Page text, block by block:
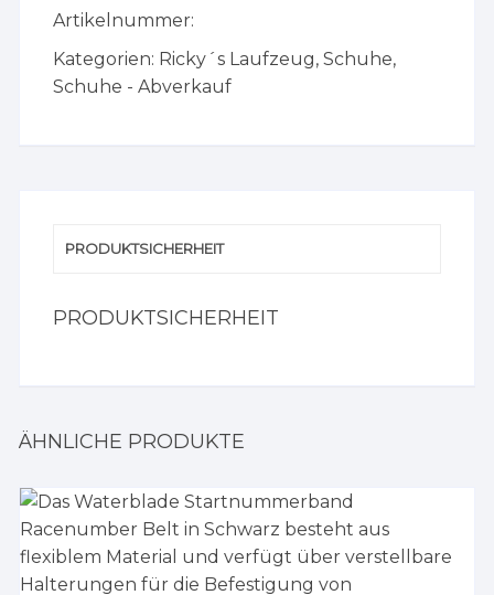
Artikelnummer:
Kategorien: Ricky´s Laufzeug,Schuhe,
Schuhe - Abverkauf
PRODUKTSICHERHEIT
PRODUKTSICHERHEIT
ÄHNLICHE PRODUKTE